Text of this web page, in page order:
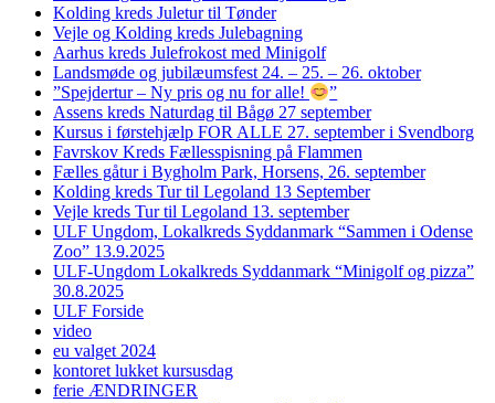
Kolding kreds Juletur til Tønder
Vejle og Kolding kreds Julebagning
Aarhus kreds Julefrokost med Minigolf
Landsmøde og jubilæumsfest 24. – 25. – 26. oktober
”Spejdertur – Ny pris og nu for alle!
”
Assens kreds Naturdag til Bågø 27 september
Kursus i førstehjælp FOR ALLE 27. september i Svendborg
Favrskov Kreds Fællesspisning på Flammen
Fælles gåtur i Bygholm Park, Horsens, 26. september
Kolding kreds Tur til Legoland 13 September
Vejle kreds Tur til Legoland 13. september
ULF Ungdom, Lokalkreds Syddanmark “Sammen i Odense
Zoo” 13.9.2025
ULF-Ungdom Lokalkreds Syddanmark “Minigolf og pizza”
30.8.2025
ULF Forside
video
eu valget 2024
kontoret lukket kursusdag
ferie ÆNDRINGER